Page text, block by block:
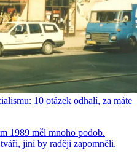
10 otázek odhalí, za máte
1989 měl mnoho podob.
jiní by raději zapomněli.